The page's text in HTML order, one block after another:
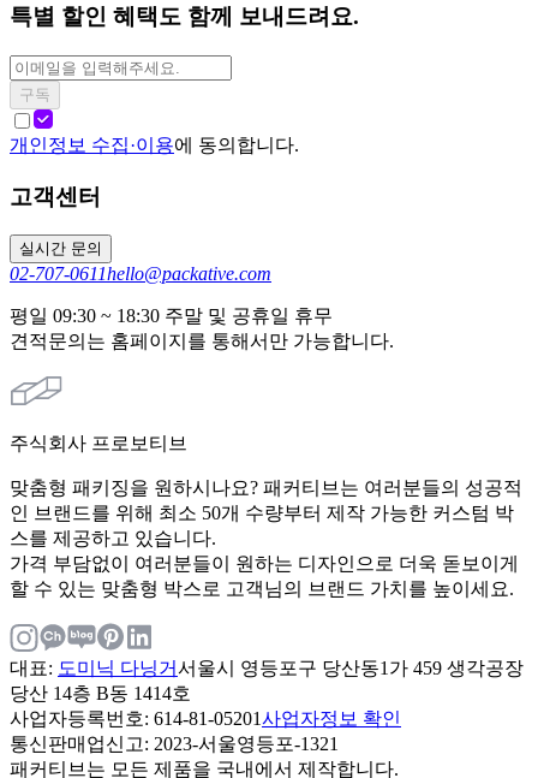
특별 할인 혜택도 함께 보내드려요.
구독
개인정보 수집·이용에 동의합니다.
고객센터
실시간 문의
02-707-0611hello@packative.com
평일 09:30 ~ 18:30 주말 및 공휴일 휴무
견적문의는 홈페이지를 통해서만 가능합니다.
주식회사 프로보티브
맞춤형 패키징을 원하시나요? 패커티브는 여러분들의 성공적
인 브랜드를 위해 최소 50개 수량부터 제작 가능한 커스텀 박
스를 제공하고 있습니다.
가격 부담없이 여러분들이 원하는 디자인으로 더욱 돋보이게
할 수 있는 맞춤형 박스로 고객님의 브랜드 가치를 높이세요.
대표: 도미닉 다닝거서울시 영등포구 당산동1가 459 생각공장
당산 14층 B동 1414호
사업자등록번호: 614-81-05201사업자정보 확인
통신판매업신고: 2023-서울영등포-1321
패커티브는 모든 제품을 국내에서 제작합니다.